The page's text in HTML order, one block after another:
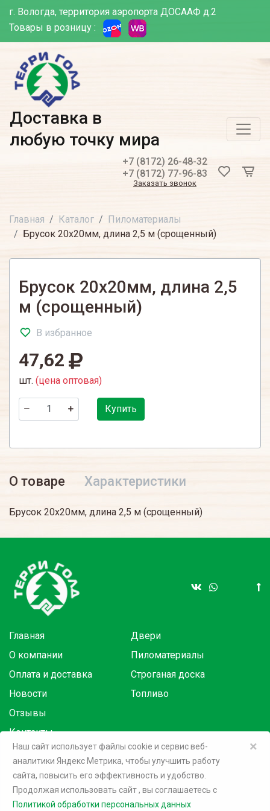
г. Вологда, территория аэропорта ДОСААФ д.2
Товары в розницу :
Доставка в
любую точку мира
+7 (8172) 26-48-32
+7 (8172) 77-96-83
Заказать звонок
Главная Каталог
Пиломатериалы
Брусок 20х20мм, длина 2,5 м (срощенный)
Брусок 20х20мм, длина 2,5
м (срощенный)
В избранное
47,62
шт. (цена оптовая)
Купить
О товаре Характеристики
Брусок 20х20мм, длина 2,5 м (срощенный)
Главная
О компании
Оплата и доставка
Новости
Отзывы
Контакты
Двери
Пиломатериалы
Строганая доска
Топливо
Товары в розницу на маркетплейсах:
©2026 Терри Голд
×
Наш сайт использует файлы cookie и сервис веб-
аналитики Яндекс Метрика, чтобы улучшить работу
сайта, повысить его эффективность и удобство.
Продолжая использовать сайт, вы соглашаетесь c
Политикой обработки персональных данных